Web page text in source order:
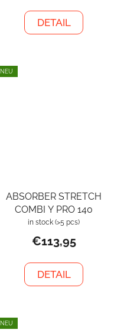
DETAIL
NEU
ABSORBER STRETCH
COMBI Y PRO 140
in stock (>5 pcs)
€113,95
DETAIL
NEU